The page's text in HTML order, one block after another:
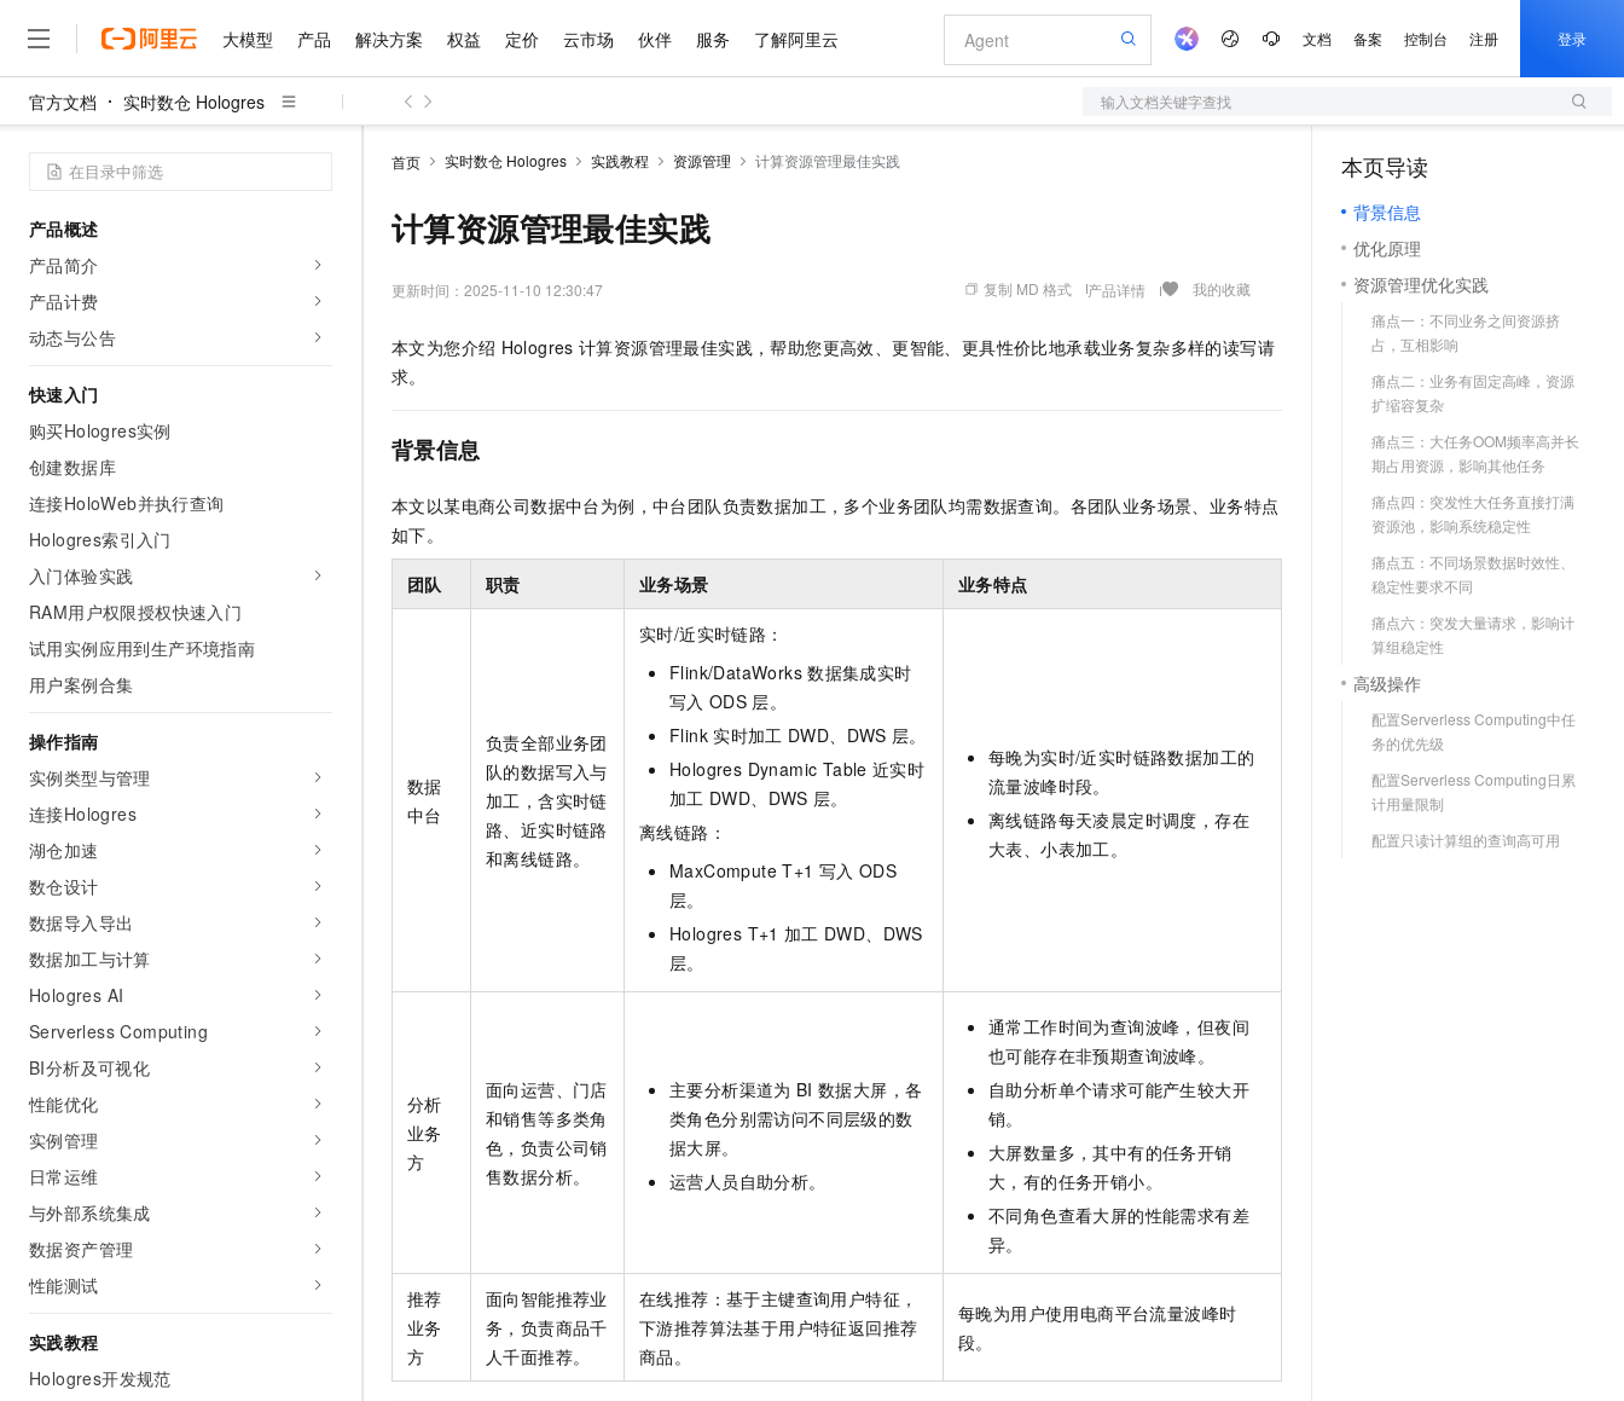
大模型 产品 解决方案 权益 定价 云市场 伙伴 服务 了解阿里云 文档 备案 控制台 注册 登录
官方文档 实时数仓 Hologres 输入文档关键字查找
产品概述
产品简介
产品计费
动态与公告
快速入门
购买Hologres实例
创建数据库
连接HoloWeb并执行查询
Hologres索引入门
入门体验实践
RAM用户权限授权快速入门
试用实例应用到生产环境指南
用户案例合集
操作指南
实例类型与管理
连接Hologres
湖仓加速
数仓设计
数据导入导出
数据加工与计算
Hologres AI
Serverless Computing
BI分析及可视化
性能优化
实例管理
日常运维
与外部系统集成
数据资产管理
性能测试
实践教程
Hologres开发规范
首页 实时数仓 Hologres 实践教程 资源管理 计算资源管理最佳实践
计算资源管理最佳实践
更新时间： 2025-11-10 12:30:47 复制 MD 格式 产品详情 我的收藏
本文为您介绍 Hologres 计算资源管理最佳实践，帮助您更高效、更智能、更具性价比地承载业务复杂多样的读写请
求。
背景信息
本文以某电商公司数据中台为例，中台团队负责数据加工，多个业务团队均需数据查询。各团队业务场景、业务特点
如下。
团队 职责 业务场景 业务特点
数据
中台
负责全部业务团
队的数据写入与
加工，含实时链
路、近实时链路
和离线链路。
实时/近实时链路：
Flink/DataWorks 数据集成实时
写入 ODS 层。
Flink 实时加工 DWD、DWS 层。
Hologres Dynamic Table 近实时
加工 DWD、DWS 层。
离线链路：
MaxCompute T+1 写入 ODS
层。
Hologres T+1 加工 DWD、DWS
层。
每晚为实时/近实时链路数据加工的
流量波峰时段。
离线链路每天凌晨定时调度，存在
大表、小表加工。
分析
业务
方
面向运营、门店
和销售等多类角
色，负责公司销
售数据分析。
主要分析渠道为 BI 数据大屏，各
类角色分别需访问不同层级的数
据大屏。
运营人员自助分析。
通常工作时间为查询波峰，但夜间
也可能存在非预期查询波峰。
自助分析单个请求可能产生较大开
销。
大屏数量多，其中有的任务开销
大，有的任务开销小。
不同角色查看大屏的性能需求有差
异。
推荐
业务
方
面向智能推荐业
务，负责商品千
人千面推荐。
在线推荐：基于主键查询用户特征，
下游推荐算法基于用户特征返回推荐
商品。
每晚为用户使用电商平台流量波峰时
段。
本页导读
背景信息
优化原理
资源管理优化实践
痛点一：不同业务之间资源挤
占，互相影响
痛点二：业务有固定高峰，资源
扩缩容复杂
痛点三：大任务OOM频率高并长
期占用资源，影响其他任务
痛点四：突发性大任务直接打满
资源池，影响系统稳定性
痛点五：不同场景数据时效性、
稳定性要求不同
痛点六：突发大量请求，影响计
算组稳定性
高级操作
配置Serverless Computing中任
务的优先级
配置Serverless Computing日累
计用量限制
配置只读计算组的查询高可用
大模型
千问AI平台
Qwen3.8-Max
Qwen3.7-Plus
Qwen3-VL-Plus GLM-5.2
语音识别与合成
Qwen3-TTS-Flash
Cosyvoice-V3-Flash
Fun-ASR
千问AI平台-模型体验
在线体验全尺寸、多种模态的模型效果
Happy 系列大模型
AI 应用构建
大模型服务平台百炼-应用模版
丰富多元化的应用模版和解决方案
大模型服务平台百炼-智能体
灵活可视化地构建企业级 Agent
人工智能平台 PAI
万有无界
秒悟
千问办公 NEW
一站式AI生产力平台
大模型服务平台百炼 - 全妙
10 分钟在聊天系统中增加一个 AI 助手 即刻拥有 DeepSeek-R1 满血版
多模态数据信息提取
超强辅助，Bolt.diy 一步搞定创意建站
产品
精选产品
容器
存储
网络与CDN
安全
中间件
媒体服务
企业服务与云通信
域名与网站
终端用户计算
Serverless
开发工具
迁移与运维管理
专有云
精选产品
大模型服务与应用平台
多元化、高性能、安全可靠的大模型服务
无影云电脑
随时随地安全接入的云上超级电脑
面向分析的企业级SaaS模式云数据仓库
提供智能易用的域名与建站服务
人工智能平台 PAI 大模型
一站式AI开发、训练和推理服务
提供一站式管理容器应用的 K8s 服务
全托管，含MySQL、PostgreSQL、SQL Server、MariaDB多引擎
Qoder
面向真实软件的智能体编程平台
云原生的云上边界网络安全防护产品
轻量应用服务器
数字证书管理服务（原SSL证书）
实现全站HTTPS，呈现可信的WEB访问
大数据开发治理平台 DataWorks
Data Agent 驱动的一站式 Data+AI 开发治理平台
解决方案
精选解决方案
大数据
现代化应用
安全
网络
可观测
上云与迁云
政企业务
精选解决方案
企业级Agent产品，直接交付可用成果
HappyHorse 打造一站式影视创作平台
可视化编排打通从文字构思到成片全链路闭环
上传文档即自动完成翻译和格式还原
Hermes Agent，打造自进化智能体
自主进化，持久记忆，越用越聪明
轻松解锁专属 DeepSeek-V4-Pro
5 分钟轻松部署专属 QwenPaw HOT
从聊天伙伴进化为能主动干活的本地数字员工
一句话生成原生可编辑精美 PPT 文稿
输入一句话想法, 轻松生成专业的 PPT
一键部署幻兽帕鲁游戏服务器
一键购买专属联机服务器，轻松开启游戏
漫剧工坊：一站式动画创作平台
10 分钟搭建微信、支付宝小程序
高效部署网站，快速应用到小程序
权益 普惠上云
云服务器38元/年起，超值低价云产品抢先购
推荐新用户得奖励，单订单最高返9万
云工开物
高校专属算力普惠，学生认证享300元代金券
免费试用
最高领取价值200元试用点，立即开启云上创新
AI 产品 免费试用
1亿+ 大模型 tokens 和 30+ 款产品免费体验
助力企业全员 AI 认知与能力提升
AI 特惠
至高享 1亿+免费 tokens，加速 Al 应用落地
Token Plan 模型订阅计划
Qwen3.8-Max 首发尝鲜，限时加量 10 倍，夜间低至2折
送.CN域名，送备案服务码
Night Plan 支持 Qwen 3.8-Max NEW
夜间 5 折，Qwen/Meoo/TokenPlan 客户专享
AI 场景体验
从图文生成到视频创作，一键激活电商全链路生产力
AI 广告创作
图文、视频一站生成，高效打造优质广告素材
AI助力短剧漫剧创作，剧本、分镜、视频高效生成
AI 办公
AI智能应用，一键激活高效办公新体验
AI 活动
AI 生产力先锋
先锋实践拓展 AI 生产力的边界
飞天发布时刻
所见，即是所愿
创新加速
覆盖90%+业务场景，专享组合折扣价
云聚AI 严选权益
精选AI产品，从模型到应用全链提效
AI 用量加速计划
新老同享，达量后返
定价 产品定价
了解云产品的定价详情
云上成本管理
管理和优化成本
价格计算器
自助选配和估算价格
价格优势
配置报价器
阿里云 OPC 创新助力计划
Token 补贴，五大权
益加速 OPC 成功
云市场 精选商城
多端小程序
观测云
蓝凌 OA
畅捷通
Tableau 订阅
行业生态解决方案
开发者生态解决方案
AI 开发和 AI 应用解决方案
数据与 API
手机三要素
OCR 文字识别
企业应用
ERP
OA 办公系统
财税管理
400电话
广告营销
基础软件
JAVA
Red Hat
定制建站
模板小程序
专业服务
主机安全
伙伴 成为销售伙伴
咨询伙伴
销售伙伴合作计划
无影生态合作计划
Salesforce On Alibaba Cloud
AI 大模型销售与服务生态合作计划
成为产品伙伴
产品生态伙伴
产品伙伴合作计划
云网络合作计划
成为服务伙伴
服务伙伴合作计划
Al MaaS 服务伙伴赋能合作
伙伴信用分合作计划
更多支持
合作伙伴培训与认证
查询合作伙伴
登录合作伙伴管理后台
服务 售前咨询
售后服务
自助服务
在线服务
工单服务
短信专区
企业增值服务
专家技术服务
企业成长
阿里云认证
信息公告
开发者社区
我要反馈
了解阿里云 为什么选择阿里云
技术领先
分析师报告
AI 算法大赛
入门学习赛
最佳实践
云上奥运之旅
看见新力量
市场活动
高校合作
云工开物
科研合作
加入我们
校园招聘